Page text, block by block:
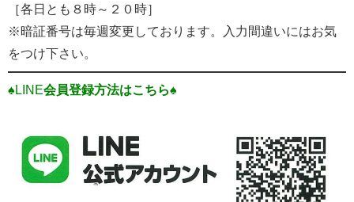
［各日とも８時～２０時］
※暗証番号は毎週変更しております。入力間違いにはお気
をつけ下さい。
♠LINE会員登録方法はこちら♠